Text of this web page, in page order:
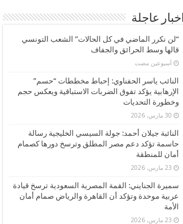
اخبار عاجلة
“لن نكرر الماضي في كل الحالات” الشعب التونسي
قالها وسط الحرائق والجفاف
‏أسبوعين مضت
النائب ياسر الحفناوي: إحباط مخططات “حسم”
الإرهابية يؤكد تفوق الضربات الاستباقية ويعكس حجم
وخطورة التحديات
30 مارس، 2026
النائبة جيلان أحمد: جولة السيسي الخليجية رسالة
حاسمة تؤكد دعم مصر المطلق وترسخ دورها كصمام
أمان للمنطقة
23 مارس، 2026
سميرة الجنايني: القمة المصرية السعودية ترسخ قيادة
عربية موحدة وتؤكد أن القاهرة والرياض صمام أمان
الأمة
23 مارس، 2026